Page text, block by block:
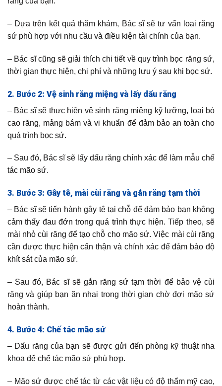
– Dựa trên kết quả thăm khám, Bác sĩ sẽ tư vấn loại răng
sứ phù hợp với nhu cầu và điều kiện tài chính của bạn.
– Bác sĩ cũng sẽ giải thích chi tiết về quy trình bọc răng sứ,
thời gian thực hiện, chi phí và những lưu ý sau khi bọc sứ.
2. Bước 2: Vệ sinh răng miệng và lấy dấu răng
– Bác sĩ sẽ thực hiện vệ sinh răng miệng kỹ lưỡng, loại bỏ
cao răng, mảng bám và vi khuẩn để đảm bảo an toàn cho
quá trình bọc sứ.
– Sau đó, Bác sĩ sẽ lấy dấu răng chính xác để làm mẫu chế
tác mão sứ.
3. Bước 3: Gây tê, mài cùi răng và gắn răng tạm thời
– Bác sĩ sẽ tiến hành gây tê tại chỗ để đảm bảo bạn không
cảm thấy đau đớn trong quá trình thực hiện. Tiếp theo, sẽ
mài nhỏ cùi răng để tạo chỗ cho mão sứ. Việc mài cùi răng
cần được thực hiện cẩn thận và chính xác để đảm bảo độ
khít sát của mão sứ.
– Sau đó, Bác sĩ sẽ gắn răng sứ tạm thời để bảo vệ cùi
răng và giúp bạn ăn nhai trong thời gian chờ đợi mão sứ
hoàn thành.
4. Bước 4: Chế tác mão sứ
– Dấu răng của bạn sẽ được gửi đến phòng kỹ thuật nha
khoa để chế tác mão sứ phù hợp.
– Mão sứ được chế tác từ các vật liệu có độ thẩm mỹ cao,